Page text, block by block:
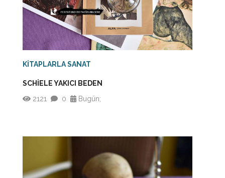
KİTAPLARLA SANAT
SCHİELE YAKICI BEDEN
2121
0 Bugün;